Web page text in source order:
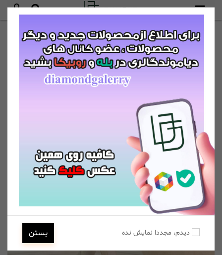
دیدم، مجددا نمایش نده بستن